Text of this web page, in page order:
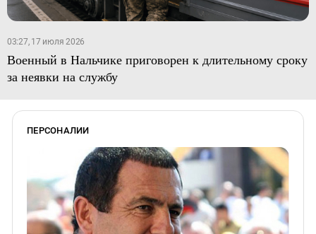
03:27, 17 июля 2026
Военный в Нальчике приговорен к длительному сроку
за неявки на службу
ПЕРСОНАЛИИ